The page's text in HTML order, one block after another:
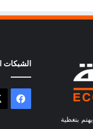
بتغظية
الشبكات